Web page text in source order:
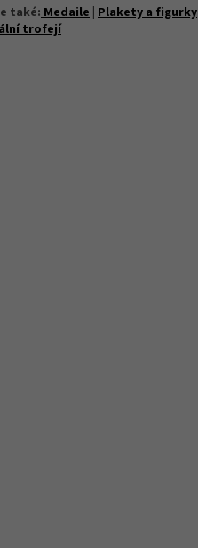
také:Medaile Plakety a figurky
trofejí